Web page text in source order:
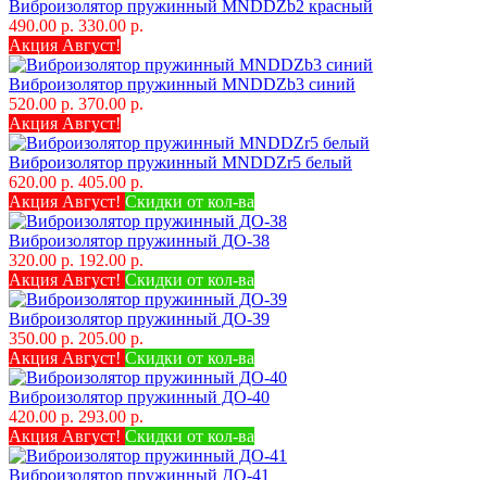
Виброизолятор пружинный MNDDZb2 красный
490.00 р. 330.00 р.
Акция Август!
Виброизолятор пружинный MNDDZb3 синий
520.00 р. 370.00 р.
Акция Август!
Виброизолятор пружинный MNDDZr5 белый
620.00 р. 405.00 р.
Акция Август! Скидки от кол-ва
Виброизолятор пружинный ДО-38
320.00 р. 192.00 р.
Акция Август! Скидки от кол-ва
Виброизолятор пружинный ДО-39
350.00 р. 205.00 р.
Акция Август! Скидки от кол-ва
Виброизолятор пружинный ДО-40
420.00 р. 293.00 р.
Акция Август! Скидки от кол-ва
Виброизолятор пружинный ДО-41